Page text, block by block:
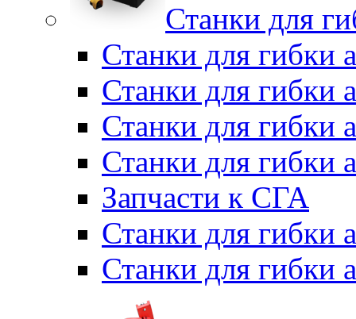
Станки для
Станки для гибки
Станки для гибки
Станки для гибки
Станки для гибки
Запчасти к СГА
Станки для гибки
Станки для гибки